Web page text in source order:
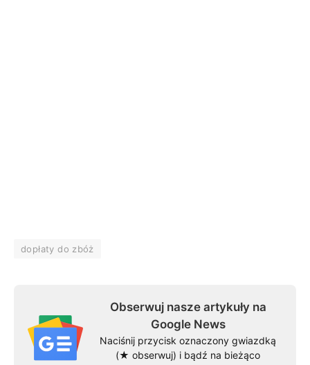
dopłaty do zbóż
Obserwuj nasze artykuły na
Google News
Naciśnij przycisk oznaczony gwiazdką
(★ obserwuj) i bądź na bieżąco